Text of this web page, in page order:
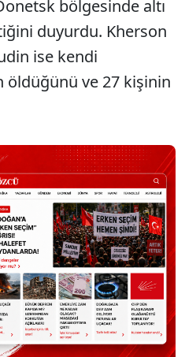
bölgesinde altı
duyurdu. Kherson
ise kendi
öldüğünü ve 27 kişinin